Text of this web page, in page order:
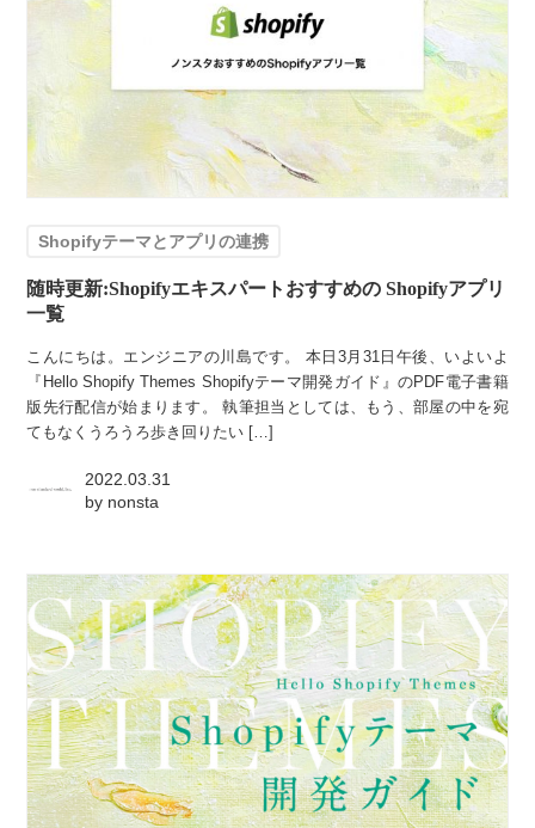
Shopifyテーマとアプリの連携
随時更新:Shopifyエキスパートおすすめの Shopifyアプリ
一覧
こんにちは。エンジニアの川島です。 本日3月31日午後、いよいよ
『Hello Shopify Themes Shopifyテーマ開発ガイド』のPDF電子書籍
版先行配信が始まります。 執筆担当としては、もう、部屋の中を宛
てもなくうろうろ歩き回りたい […]
2022.03.31
by nonsta